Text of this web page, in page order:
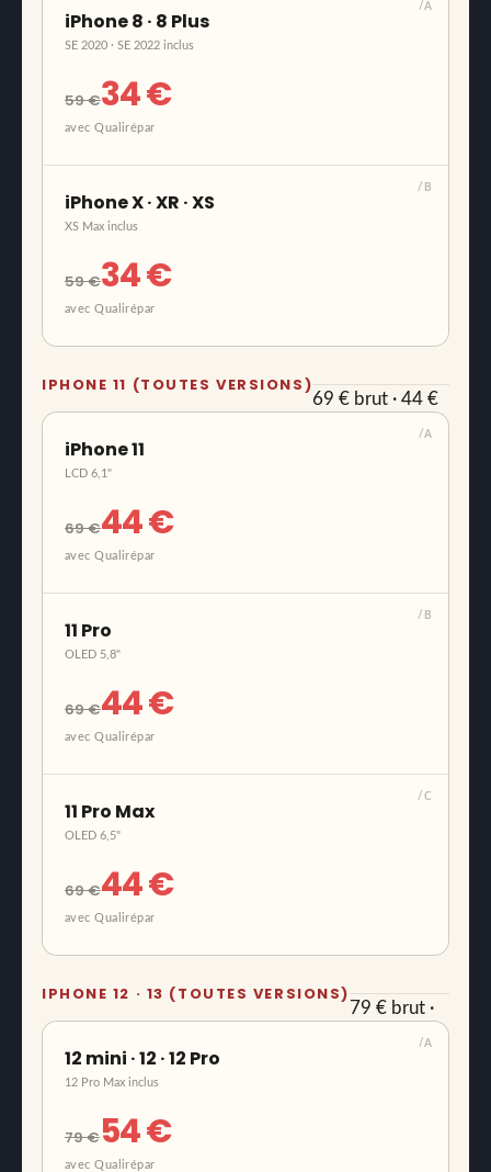
/A
iPhone 8 · 8 Plus
SE 2020 · SE 2022 inclus
59 €34 €
avec Qualirépar
/B
iPhone X · XR · XS
XS Max inclus
59 €34 €
avec Qualirépar
IPHONE 11 (TOUTES VERSIONS)
69 € brut · 44 €
avec Qualirépar
/A
iPhone 11
LCD 6,1"
69 €44 €
avec Qualirépar
/B
11 Pro
OLED 5,8"
69 €44 €
avec Qualirépar
/C
11 Pro Max
OLED 6,5"
69 €44 €
avec Qualirépar
IPHONE 12 · 13 (TOUTES VERSIONS)
79 € brut ·
54 € avec
/A
12 mini · 12 · 12 Pro
12 Pro Max inclus
79 €54 €
avec Qualirépar